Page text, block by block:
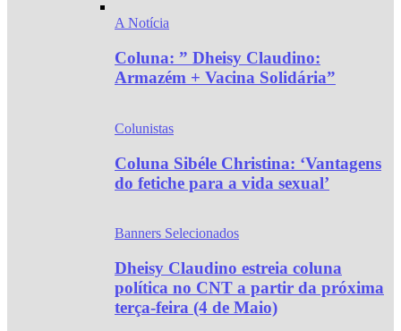
A Notícia
Coluna: ” Dheisy Claudino:
Armazém + Vacina Solidária”
Colunistas
Coluna Sibéle Christina: ‘Vantagens
do fetiche para a vida sexual’
Banners Selecionados
Dheisy Claudino estreia coluna
política no CNT a partir da próxima
terça-feira (4 de Maio)